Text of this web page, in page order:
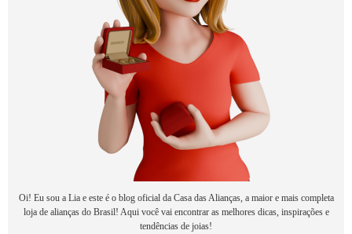
Oi! Eu sou a Lia e este é o blog oficial da Casa das Alianças, a maior e mais completa
loja de alianças do Brasil! Aqui você vai encontrar as melhores dicas, inspirações e
tendências de joias!